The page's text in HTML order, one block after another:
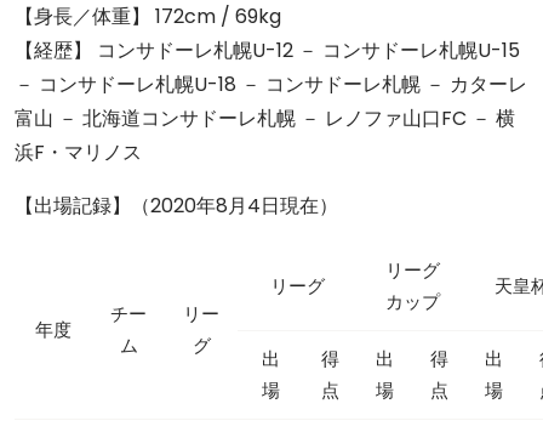
【身長／体重】 172cm / 69kg
【経歴】 コンサドーレ札幌U-12 － コンサドーレ札幌U-15
－ コンサドーレ札幌U-18 － コンサドーレ札幌 － カターレ
富山 － 北海道コンサドーレ札幌 － レノファ山口FC － 横
浜F・マリノス
【出場記録】（2020年8月4日現在）
年度
チー
ム
リー
グ
リーグ
リーグ
カップ
天皇
出
場
得
点
出
場
得
点
出
場